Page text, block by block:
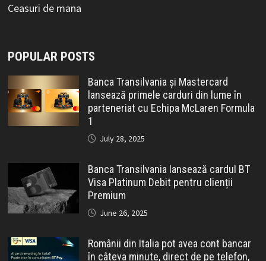
Ceasuri de mana
POPULAR POSTS
Banca Transilvania și Mastercard
lansează primele carduri din lume în
parteneriat cu Echipa McLaren Formula
1
July 28, 2025
Banca Transilvania lansează cardul BT
Visa Platinum Debit pentru clienții
Premium
June 26, 2025
Românii din Italia pot avea cont bancar
în câteva minute, direct de pe telefon,